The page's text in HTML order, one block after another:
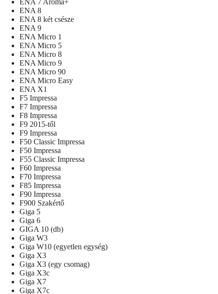
ENA 7 Aroma+
ENA 8
ENA 8 két csésze
ENA 9
ENA Micro 1
ENA Micro 5
ENA Micro 8
ENA Micro 9
ENA Micro 90
ENA Micro Easy
ENA X1
F5 Impressa
F7 Impressa
F8 Impressa
F9 2015-től
F9 Impressa
F50 Classic Impressa
F50 Impressa
F55 Classic Impressa
F60 Impressa
F70 Impressa
F85 Impressa
F90 Impressa
F900 Szakértő
Giga 5
Giga 6
GIGA 10 (db)
Giga W3
Giga W10 (egyetlen egység)
Giga X3
Giga X3 (egy csomag)
Giga X3c
Giga X7
Giga X7c